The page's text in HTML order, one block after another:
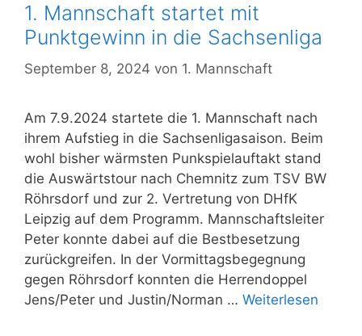
1. Mannschaft startet mit
Punktgewinn in die Sachsenliga
September 8, 2024 von 1. Mannschaft
Am 7.9.2024 startete die 1. Mannschaft nach
ihrem Aufstieg in die Sachsenligasaison. Beim
wohl bisher wärmsten Punkspielauftakt stand
die Auswärtstour nach Chemnitz zum TSV BW
Röhrsdorf und zur 2. Vertretung von DHfK
Leipzig auf dem Programm. Mannschaftsleiter
Peter konnte dabei auf die Bestbesetzung
zurückgreifen. In der Vormittagsbegegnung
gegen Röhrsdorf konnten die Herrendoppel
Jens/Peter und Justin/Norman … Weiterlesen